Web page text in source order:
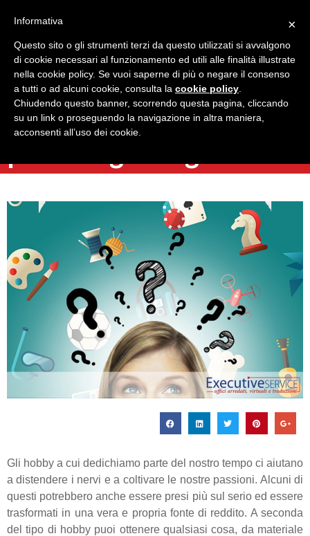
Torna indietro
8 hobby comuni da cui
Gli hobby a cui dedichiamo parte del nostro tempo ci aiutano
a distendere i nervi e a coltivare le nostre passioni. Alcuni di
questi potrebbero anche essere presi più sul serio ed essere
trasformati in una vera e propria fonte di reddito. A seconda
del tipo di hobby puoi ottenere qualsiasi cosa, da materiale
×
Informativa
Questo sito o gli strumenti terzi da questo utilizzati si avvalgono
di cookie necessari al funzionamento ed utili alle finalità illustrate
nella cookie policy. Se vuoi saperne di più o negare il consenso
a tutti o ad alcuni cookie, consulta la cookie policy.
Chiudendo questo banner, scorrendo questa pagina, cliccando
su un link o proseguendo la navigazione in altra maniera,
acconsenti all’uso dei cookie.